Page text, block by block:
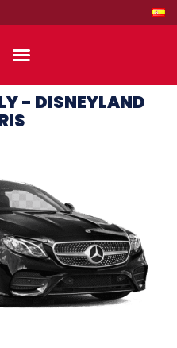
- DISNEYLAND